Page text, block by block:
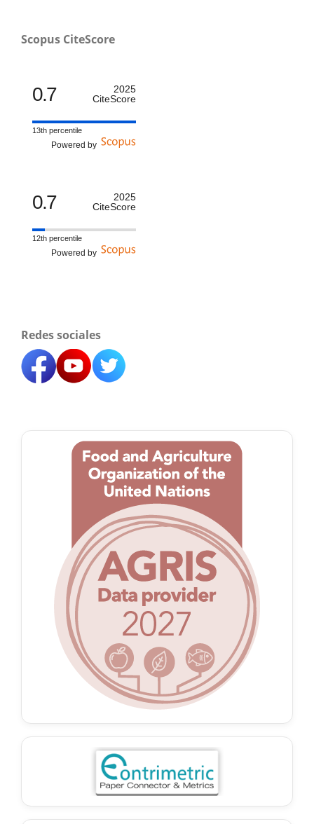
Scopus CiteScore
0.7
2025
CiteScore
13th percentile
Powered by
0.7
2025
CiteScore
12th percentile
Powered by
Redes sociales